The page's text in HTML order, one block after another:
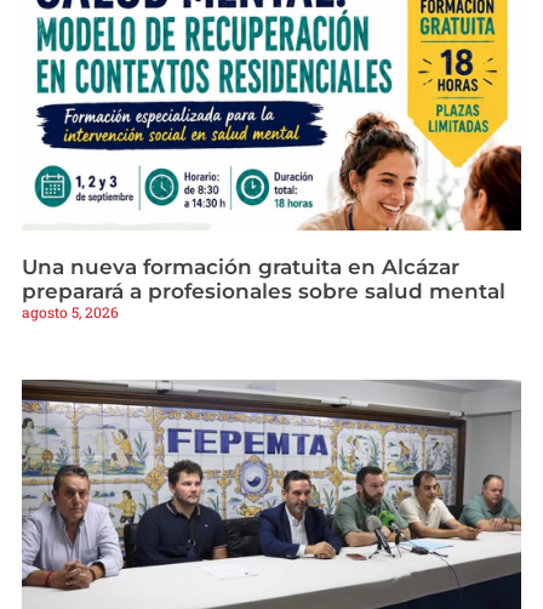
Una nueva formación gratuita en Alcázar
preparará a profesionales sobre salud mental
agosto 5, 2026